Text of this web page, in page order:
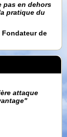
pas en dehors
pratique du
de
attaque